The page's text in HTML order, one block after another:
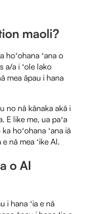
maoli?
hoʻohana ʻana o
a/a i ʻole lako
mea āpau i hana
no nā kānaka akā i
E like me, ua paʻa
hoʻohana ʻana iā
nā mea ʻike AI.
o AI
i hana ʻia e nā